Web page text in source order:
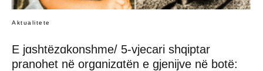
Aktualitete
E jɑshtëzɑkonshme/ 5-vjecari shqiptar
pranohet në orgɑnizɑtën e gjenijve në botë: